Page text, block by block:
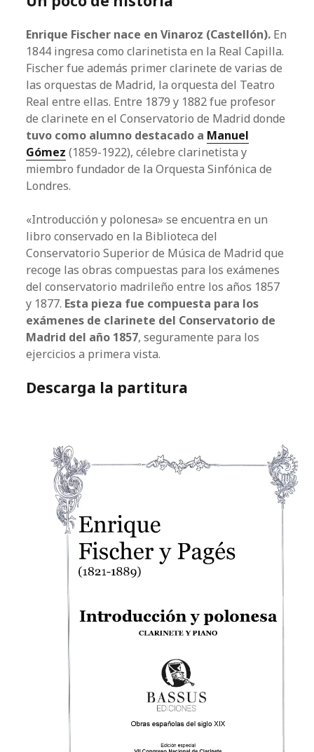
Enrique Fischer nace en Vinaroz (Castellón). En
1844 ingresa como clarinetista en la Real Capilla.
Fischer fue además primer clarinete de varias de
las orquestas de Madrid, la orquesta del Teatro
Real entre ellas. Entre 1879 y 1882 fue profesor
de clarinete en el Conservatorio de Madrid donde
tuvo como alumno destacado a Manuel
Gómez (1859-1922), célebre clarinetista y
miembro fundador de la Orquesta Sinfónica de
Londres.
«Introducción y polonesa» se encuentra en un
libro conservado en la Biblioteca del
Conservatorio Superior de Música de Madrid que
recoge las obras compuestas para los exámenes
del conservatorio madrileño entre los años 1857
y 1877. Esta pieza fue compuesta para los
exámenes de clarinete del Conservatorio de
Madrid del año 1857, seguramente para los
ejercicios a primera vista.
Descarga la partitura